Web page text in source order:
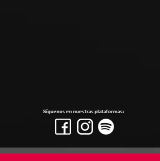
Síguenos en nuestras plataformas: